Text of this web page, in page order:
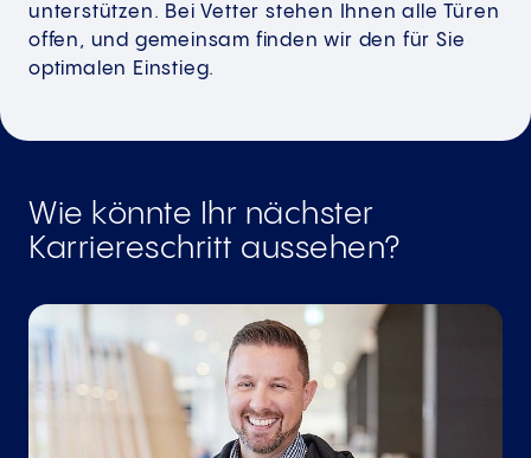
unterstützen. Bei Vetter stehen Ihnen alle Türen
offen, und gemeinsam finden wir den für Sie
optimalen Einstieg.
Wie könnte Ihr nächster
Karriereschritt aussehen?